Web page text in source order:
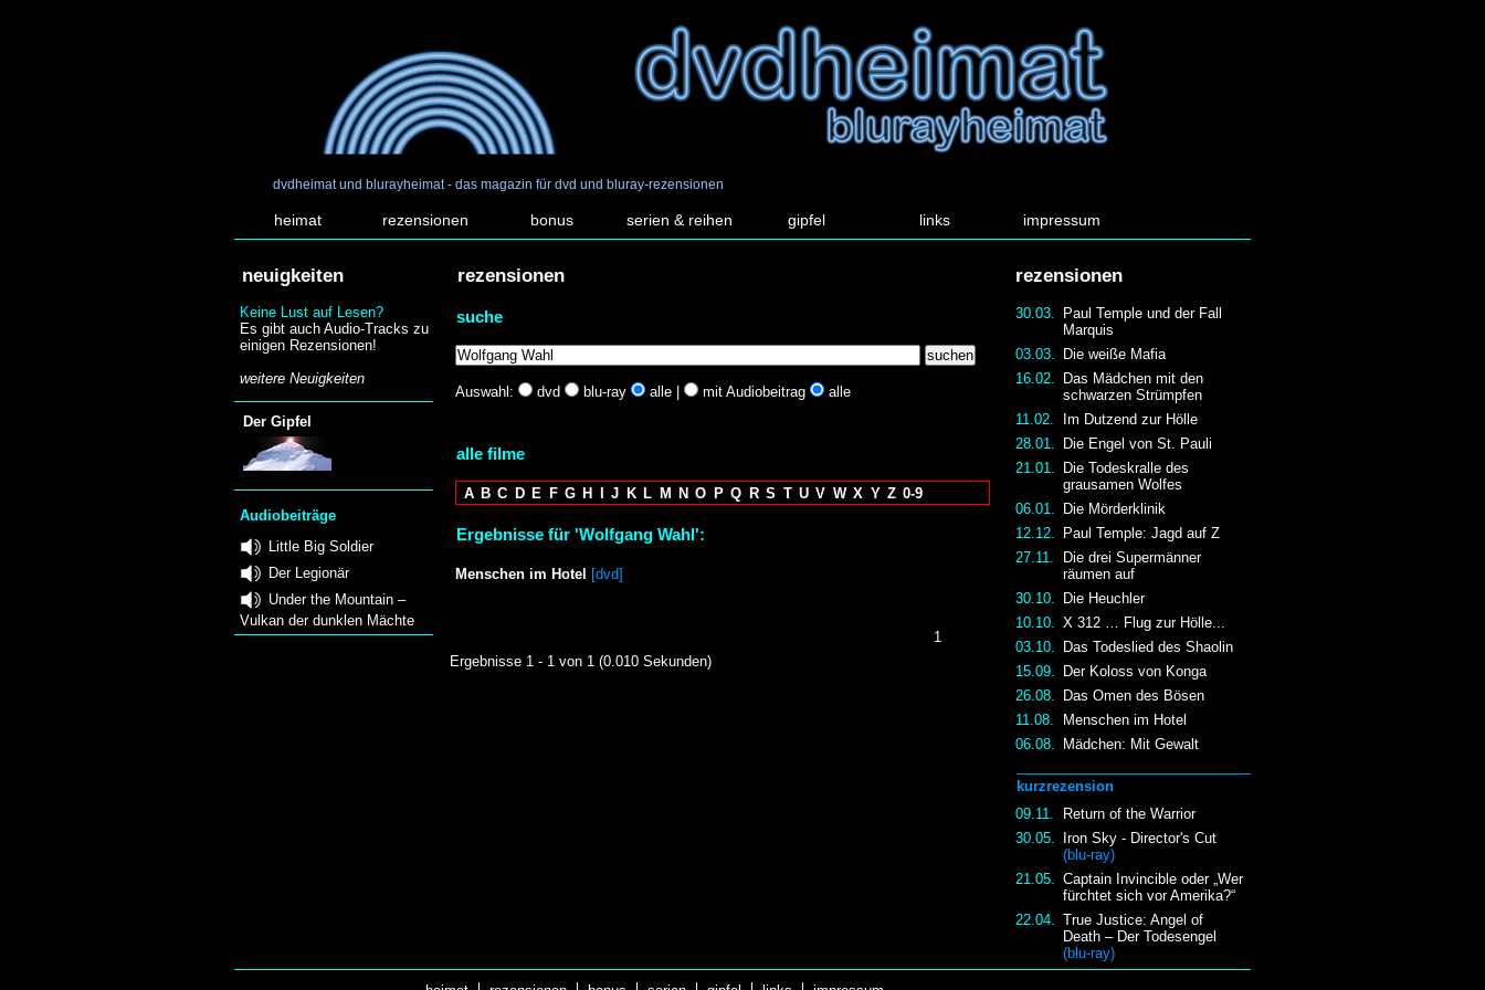
dvdheimat und blurayheimat - das magazin für dvd und bluray-rezensionen
heimat rezensionen bonus serien & reihen gipfel links impressum
neuigkeiten
Keine Lust auf Lesen?
Es gibt auch Audio-Tracks zu
einigen Rezensionen!
weitere Neuigkeiten
Der Gipfel
Audiobeiträge
Little Big Soldier
Der Legionär
Under the Mountain –
Vulkan der dunklen Mächte
rezensionen
30.03.
Paul Temple und der Fall
Marquis
03.03.
Die weiße Mafia
16.02.
Das Mädchen mit den
schwarzen Strümpfen
11.02.
Im Dutzend zur Hölle
28.01.
Die Engel von St. Pauli
21.01.
Die Todeskralle des
grausamen Wolfes
06.01.
Die Mörderklinik
12.12.
Paul Temple: Jagd auf Z
27.11.
Die drei Supermänner
räumen auf
30.10.
Die Heuchler
10.10.
X 312 … Flug zur Hölle...
03.10.
Das Todeslied des Shaolin
15.09.
Der Koloss von Konga
26.08.
Das Omen des Bösen
11.08.
Menschen im Hotel
06.08.
Mädchen: Mit Gewalt
kurzrezension
09.11.
Return of the Warrior
30.05.
Iron Sky - Director's Cut
(blu-ray)
21.05.
Captain Invincible oder „Wer
fürchtet sich vor Amerika?“
22.04.
True Justice: Angel of
Death – Der Todesengel
(blu-ray)
rezensionen
suche
Auswahl: dvd blu-ray alle | mit Audiobeitrag alle
alle filme
A B C D E F G H I J K L M N O P Q R S T U V W X Y Z 0-9
Ergebnisse für 'Wolfgang Wahl':
Menschen im Hotel [dvd]
1
Ergebnisse 1 - 1 von 1 (0.010 Sekunden)